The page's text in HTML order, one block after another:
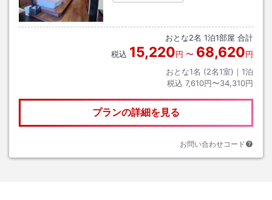
おとな2名 1泊1部屋 合計
税込 15,220円 〜 68,620円
おとな1名 (2名1室)｜ 1泊
税込 7,610円〜34,310円
プランの詳細を見る
お問い合わせコード